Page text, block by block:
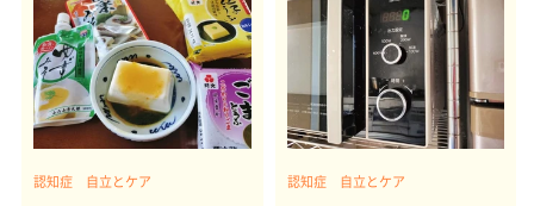
認知症 自立とケア 認知症 自立とケア